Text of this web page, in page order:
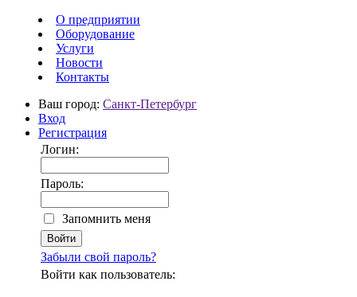
О предприятии
Оборудование
Услуги
Новости
Контакты
Ваш город: Санкт-Петербург
Вход
Регистрация
Логин:
Пароль:
Запомнить меня
Забыли свой пароль?
Войти как пользователь: